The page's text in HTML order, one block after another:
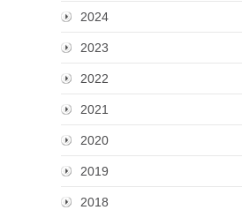
2024
2023
2022
2021
2020
2019
2018